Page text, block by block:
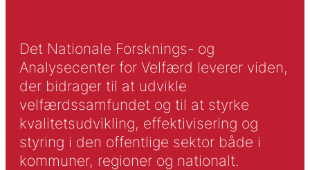
Det Nationale Forsknings- og
Analysecenter for Velfærd leverer viden,
der bidrager til at udvikle
velfærdssamfundet og til at styrke
kvalitetsudvikling, effektivisering og
styring i den offentlige sektor både i
kommuner, regioner og nationalt.